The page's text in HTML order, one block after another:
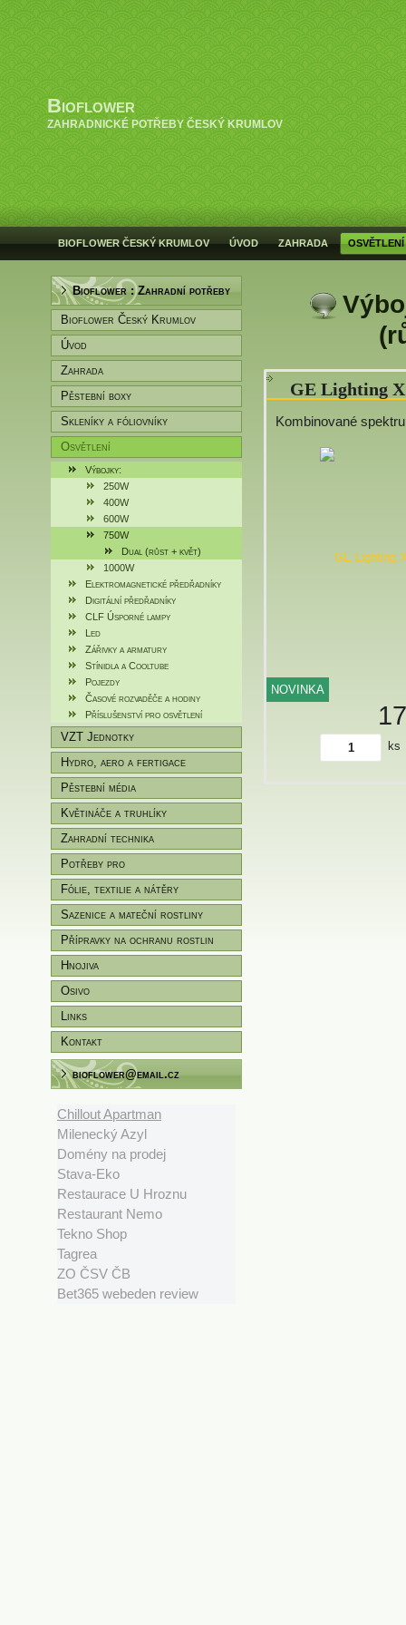
Bioflower
ZAHRADNICKÉ POTŘEBY ČESKÝ KRUMLOV
BIOFLOWER ČESKÝ KRUMLOV ÚVOD ZAHRADA OSVĚTLENÍ
Bioflower : Zahradní potřeby
Bioflower Český Krumlov
Úvod
Zahrada
Pěstební boxy
Skleníky a fóliovníky
Osvětlení
Výbojky:
250W
400W
600W
750W
Dual (růst + květ)
1000W
Elektromagnetické předřadníky
Digitální předřadníky
CLF Úsporné lampy
Led
Zářivky a armatury
Stínidla a Cooltube
Pojezdy
Časové rozvaděče a hodiny
Příslušenství pro osvětlení
VZT Jednotky
Hydro, aero a fertigace
Pěstební média
Květináče a truhlíky
Zahradní technika
Potřeby pro
zahradníky/pěstitele
Fólie, textilie a nátěry
Sazenice a mateční rostliny
Přípravky na ochranu rostlin
Hnojiva
Osivo
Links
Kontakt
bioflower@email.cz
Chillout Apartman
Milenecký Azyl
Domény na prodej
Stava-Eko
Restaurace U Hroznu
Restaurant Nemo
Tekno Shop
Tagrea
ZO ČSV ČB
Bet365 webeden review
GE Lighting
Kombinované
NOVINKA
ks